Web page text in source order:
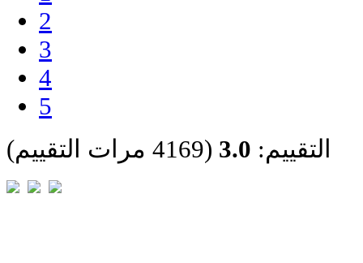
2
3
4
5
التقييم: 3.0 (4169 مرات التقييم)